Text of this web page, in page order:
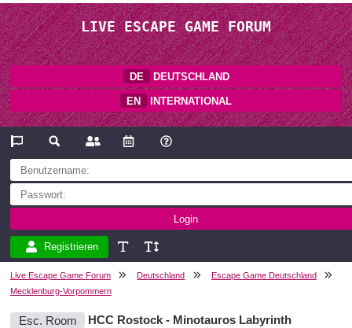
LIVE ESCAPE GAME FORUM
DE DEUTSCHLAND
EN INTERNATIONAL
Registrieren
Live Escape Game Forum Deutschland
Escape Game Deutschland
Mecklenburg-Vorpommern
Esc. Room HCC Rostock - Minotauros Labyrinth